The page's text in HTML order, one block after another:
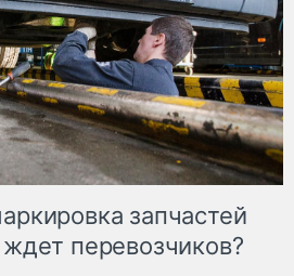
запчастей
перевозчиков?